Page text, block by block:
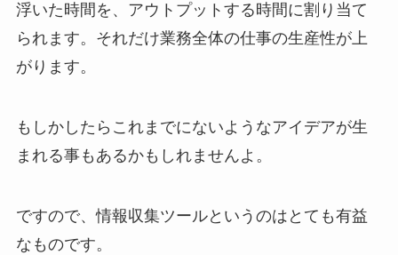
浮いた時間を、アウトプットする時間に割り当て
られます。それだけ業務全体の仕事の生産性が上
がります。
もしかしたらこれまでにないようなアイデアが生
まれる事もあるかもしれませんよ。
ですので、情報収集ツールというのはとても有益
なものです。